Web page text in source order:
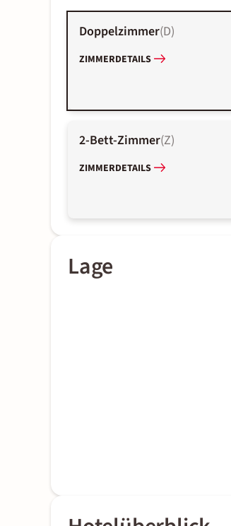
Doppelzimmer(D)
ZIMMERDETAILS
2-Bett-Zimmer(Z)
ZIMMERDETAILS
Lage